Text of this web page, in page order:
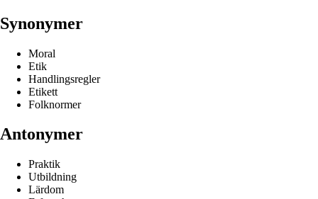
Synonymer
Moral
Etik
Handlingsregler
Etikett
Folknormer
Antonymer
Praktik
Utbildning
Lärdom